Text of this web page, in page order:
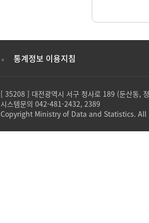
통계정보 이용지침
[ 35208 ] 대전광역시 서구 청사로 189 (둔산동,
시스템문의 042-481-2432, 2389
Copyright Ministry of Data and Statistics.